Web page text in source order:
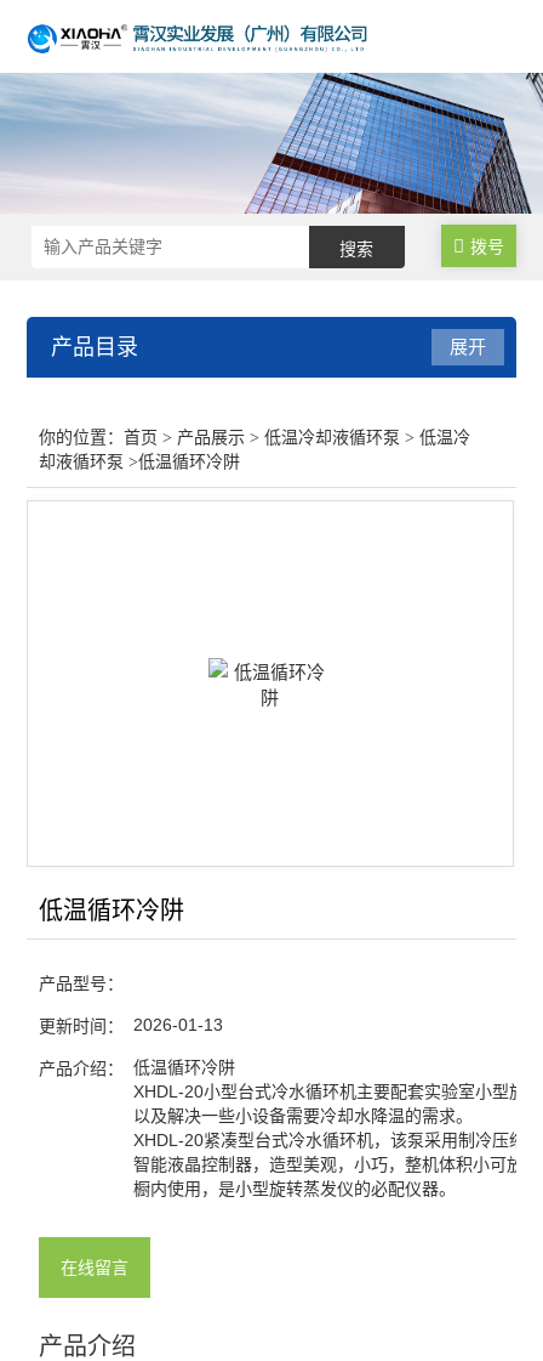
拨号
产品目录
低温冷却液循环泵
展开
你的位置：首页 > 产品展示 >低温冷却液循环泵 >低温冷
却液循环泵 >低温循环冷阱
低温循环冷阱
产品型号：
更新时间： 2026-01-13
产品介绍：
低温循环冷阱
XHDL-20小型台式冷水循环机主要配套实验室小型旋
以及解决一些小设备需要冷却水降温的需求。
XHDL-20紧凑型台式冷水循环机，该泵采用制冷压缩
智能液晶控制器，造型美观，小巧，整机体积小可放
橱内使用，是小型旋转蒸发仪的必配仪器。
在线留言
产品介绍